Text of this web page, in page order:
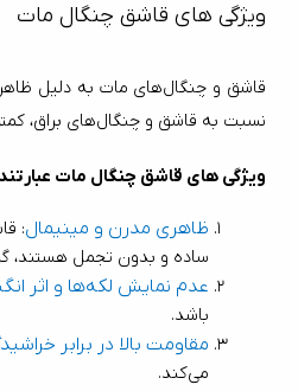
ویژگی ‌های قاشق چنگال مات
نسبت به قاشق و چنگال‌های براق، کمتر درخشان است.
ویژگی ‌های قاشق چنگال مات عبارتند از:
ظاهری مدرن و مینیمال
ساده و بدون تجمل هستند، گزینه‌ای
عدم نمایش لکه‌ها و اثر انگشت
باشد.
مقاومت بالا در برابر
می‌کند.